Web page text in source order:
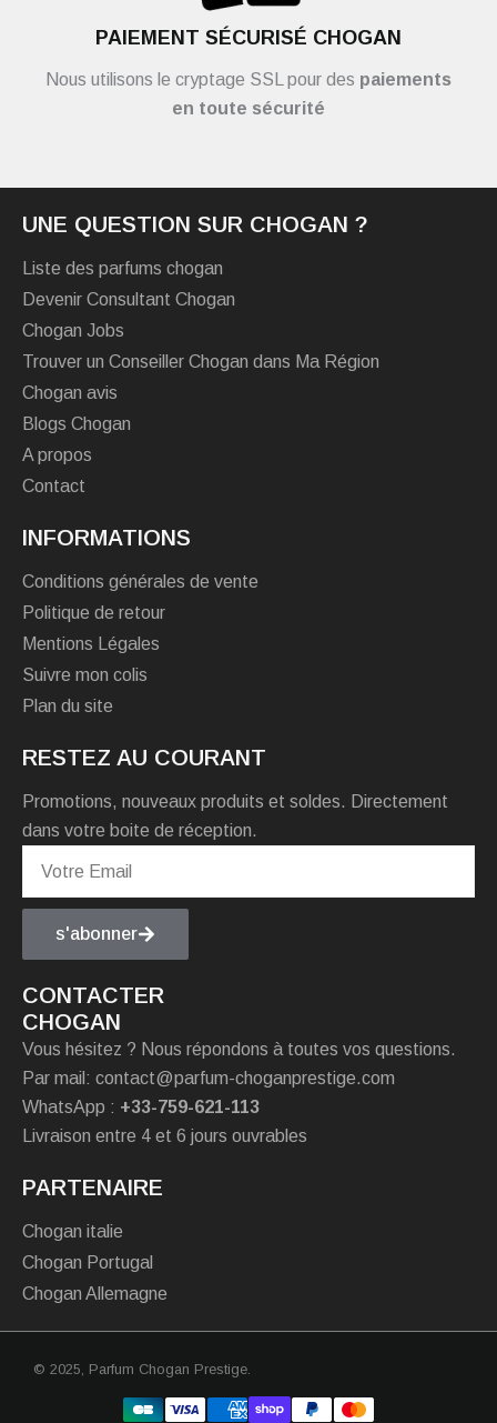
PAIEMENT SÉCURISÉ CHOGAN
Nous utilisons le cryptage SSL pour des paiements
en toute sécurité
UNE QUESTION SUR CHOGAN ?
Liste des parfums chogan
Devenir Consultant Chogan
Chogan Jobs
Trouver un Conseiller Chogan dans Ma Région
Chogan avis
Blogs Chogan
A propos
Contact
INFORMATIONS
Conditions générales de vente
Politique de retour
Mentions Légales
Suivre mon colis
Plan du site
RESTEZ AU COURANT
Promotions, nouveaux produits et soldes. Directement
dans votre boite de réception.
s'abonner
CONTACTER
CHOGAN
Vous hésitez ? Nous répondons à toutes vos questions.
Par mail: contact@parfum-choganprestige.com
WhatsApp : +33-759-621-113
Livraison entre 4 et 6 jours ouvrables
PARTENAIRE
Chogan italie
Chogan Portugal
Chogan Allemagne
© 2025, Parfum Chogan Prestige.